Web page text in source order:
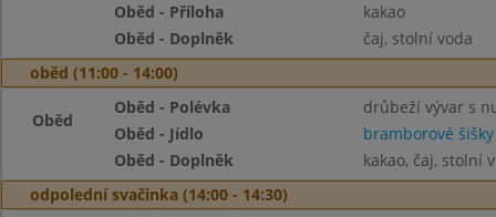
Oběd - Příloha
kakao
Oběd - Doplněk
čaj, stolní voda
oběd (11:00 - 14:00)
Oběd
Oběd - Polévka
drůbeží vývar s
Oběd - Jídlo
bramborové
Oběd - Doplněk
kakao, čaj, stolní
odpolední svačinka (14:00 - 14:30)